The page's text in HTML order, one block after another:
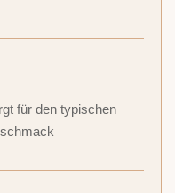
für den typischen